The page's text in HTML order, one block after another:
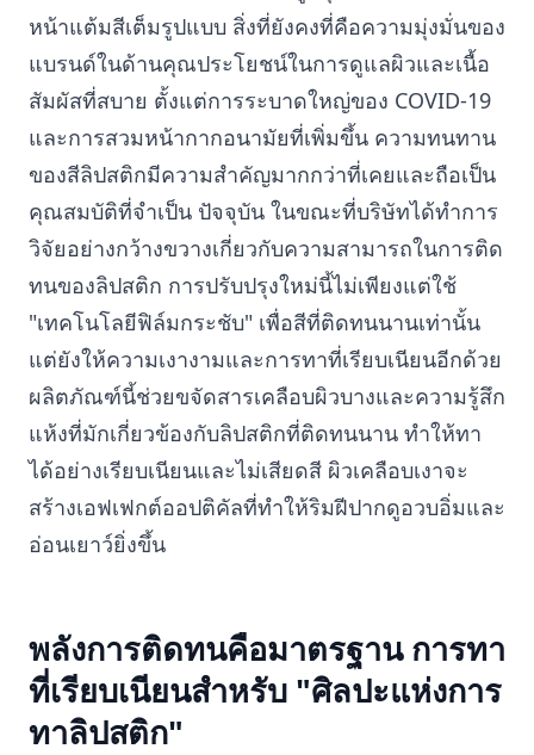
หน้าแต้มสีเต็มรูปแบบ สิ่งที่ยังคงที่คือความมุ่งมั่นของ
แบรนด์ในด้านคุณประโยชน์ในการดูแลผิวและเนื้อ
สัมผัสที่สบาย ตั้งแต่การระบาดใหญ่ของ COVID-19
และการสวมหน้ากากอนามัยที่เพิ่มขึ้น ความทนทาน
ของสีลิปสติกมีความสำคัญมากกว่าที่เคยและถือเป็น
คุณสมบัติที่จำเป็น ปัจจุบัน ในขณะที่บริษัทได้ทำการ
วิจัยอย่างกว้างขวางเกี่ยวกับความสามารถในการติด
ทนของลิปสติก การปรับปรุงใหม่นี้ไม่เพียงแต่ใช้
"เทคโนโลยีฟิล์มกระชับ" เพื่อสีที่ติดทนนานเท่านั้น
แต่ยังให้ความเงางามและการทาที่เรียบเนียนอีกด้วย
ผลิตภัณฑ์นี้ช่วยขจัดสารเคลือบผิวบางและความรู้สึก
แห้งที่มักเกี่ยวข้องกับลิปสติกที่ติดทนนาน ทำให้ทา
ได้อย่างเรียบเนียนและไม่เสียดสี ผิวเคลือบเงาจะ
สร้างเอฟเฟกต์ออปติคัลที่ทำให้ริมฝีปากดูอวบอิ่มและ
อ่อนเยาว์ยิ่งขึ้น
พลังการติดทนคือมาตรฐาน การทา
ที่เรียบเนียนสำหรับ "ศิลปะแห่งการ
ทาลิปสติก"